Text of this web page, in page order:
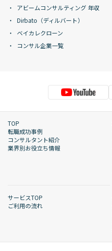
アビームコンサルティング 年収
Dirbato（ディルバート）
ベイカレクローン
コンサル企業一覧
TOP
転職成功事例
コンサルタント紹介
業界別お役立ち情報
サービスTOP
ご利用の流れ